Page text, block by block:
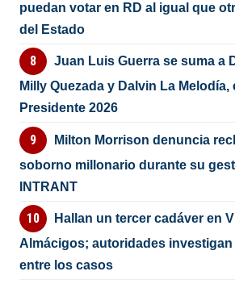
puedan votar en RD al igual que
del Estado
Juan Luis Guerra se suma a
Milly Quezada y Dalvin La Melodía,
Presidente 2026
Milton Morrison denuncia
soborno millonario durante su
INTRANT
Hallan un tercer cadáver en
Almácigos; autoridades
entre los casos